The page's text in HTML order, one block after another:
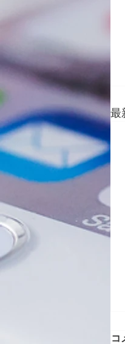
最
コ